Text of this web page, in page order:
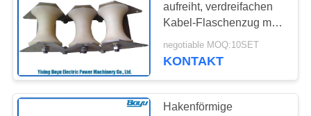
Übertragungsleitung,
die Werkzeuge
aufreiht
276
aufreiht, verdreifachen
Kabel-Flaschenzug mit
der bewerteten linearen
und eckigen Last 10kN
negotiable MOQ:10SET
KONTAKT
Hakenförmige